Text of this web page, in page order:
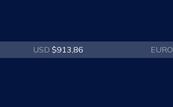
USD $913,86 EURO